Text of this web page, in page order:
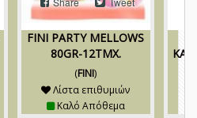
FINI PARTY MELLOWS
80GR-12TMX.
(FINI)
Λίστα επιθυμιών
Καλό Απόθεμα